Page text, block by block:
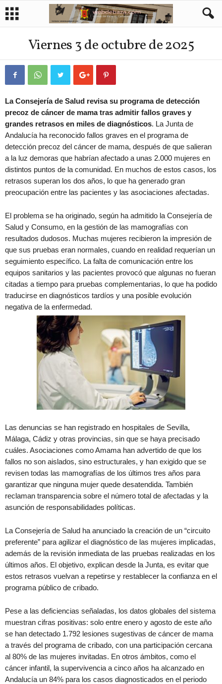
Viernes 3 de octubre de 2025
La Consejería de Salud revisa su programa de detección
precoz de cáncer de mama tras admitir fallos graves y
grandes retrasos en miles de diagnósticos. La Junta de
Andalucía ha reconocido fallos graves en el programa de
detección precoz del cáncer de mama, después de que salieran
a la luz demoras que habrían afectado a unas 2.000 mujeres en
distintos puntos de la comunidad. En muchos de estos casos, los
retrasos superan los dos años, lo que ha generado gran
preocupación entre las pacientes y las asociaciones afectadas.
El problema se ha originado, según ha admitido la Consejería de
Salud y Consumo, en la gestión de las mamografías con
resultados dudosos. Muchas mujeres recibieron la impresión de
que sus pruebas eran normales, cuando en realidad requerían un
seguimiento específico. La falta de comunicación entre los
equipos sanitarios y las pacientes provocó que algunas no fueran
citadas a tiempo para pruebas complementarias, lo que ha podido
traducirse en diagnósticos tardíos y una posible evolución
negativa de la enfermedad.
Las denuncias se han registrado en hospitales de Sevilla,
Málaga, Cádiz y otras provincias, sin que se haya precisado
cuáles. Asociaciones como Amama han advertido de que los
fallos no son aislados, sino estructurales, y han exigido que se
revisen todas las mamografías de los últimos tres años para
garantizar que ninguna mujer quede desatendida. También
reclaman transparencia sobre el número total de afectadas y la
asunción de responsabilidades políticas.
La Consejería de Salud ha anunciado la creación de un “circuito
preferente” para agilizar el diagnóstico de las mujeres implicadas,
además de la revisión inmediata de las pruebas realizadas en los
últimos años. El objetivo, explican desde la Junta, es evitar que
estos retrasos vuelvan a repetirse y restablecer la confianza en el
programa público de cribado.
Pese a las deficiencias señaladas, los datos globales del sistema
muestran cifras positivas: solo entre enero y agosto de este año
se han detectado 1.792 lesiones sugestivas de cáncer de mama
a través del programa de cribado, con una participación cercana
al 80% de las mujeres invitadas. En otros ámbitos, como el
cáncer infantil, la supervivencia a cinco años ha alcanzado en
Andalucía un 84% para los casos diagnosticados en el periodo